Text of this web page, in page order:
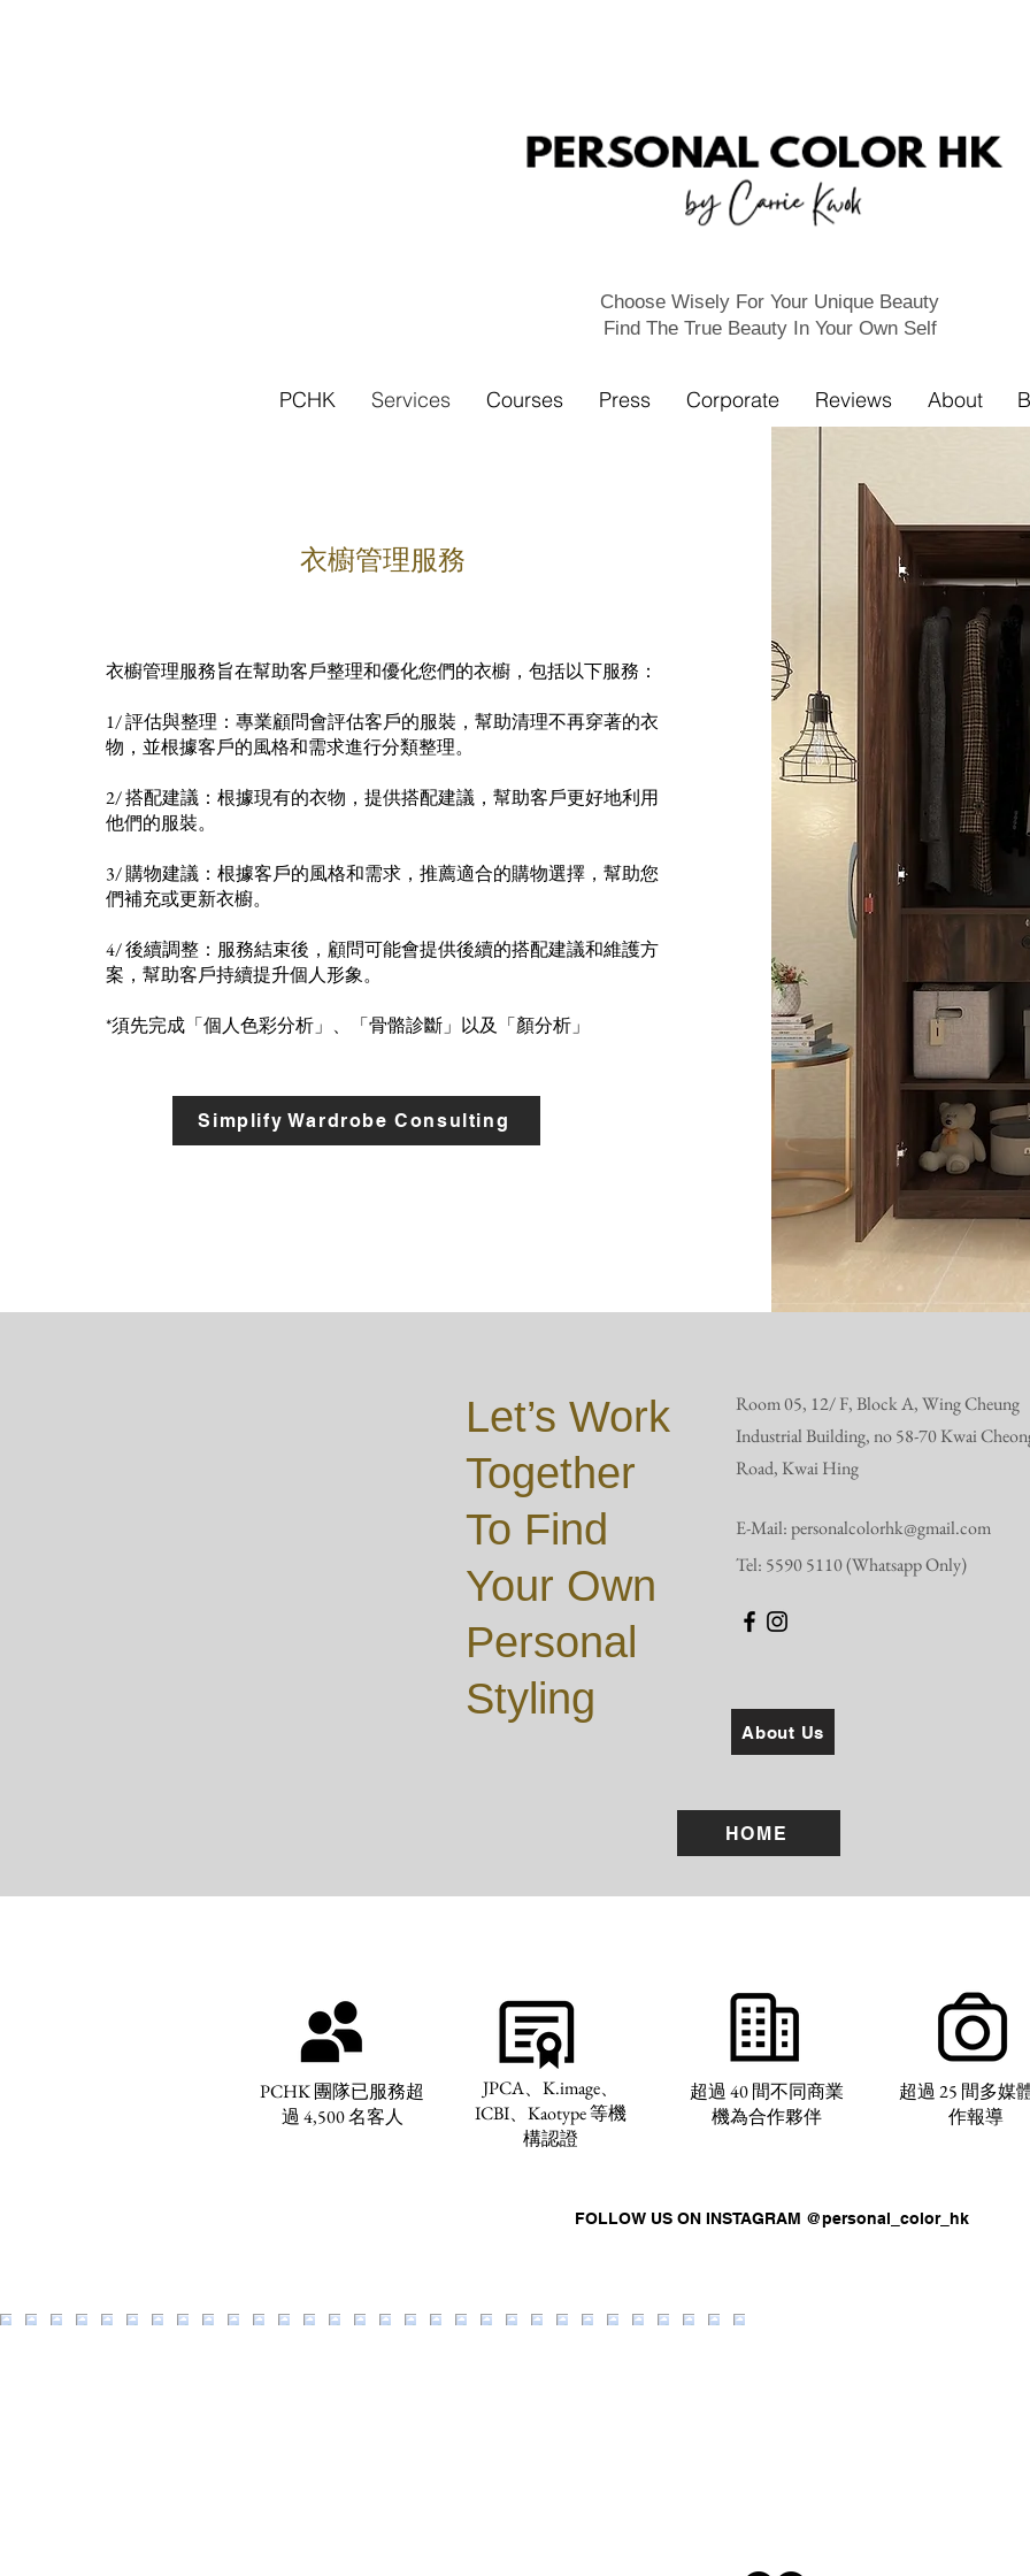
Choose Wisely For Your Unique Beauty
Find The True Beauty In Your Own Self
PCHK Services Courses Press Corporate Reviews About
衣櫥管理服務
Empower
Growth
衣櫥管理服務旨在幫助客戶整理和優化您們的衣櫥，包括以下服務：
1/ 評估與整理：專業顧問會評估客戶的服裝，幫助清理不再穿著的衣
物，並根據客戶的風格和需求進行分類整理。
2/ 搭配建議：根據現有的衣物，提供搭配建議，幫助客戶更好地利用
他們的服裝。
3/ 購物建議：根據客戶的風格和需求，推薦適合的購物選擇，幫助您
們補充或更新衣櫥。
4/ 後續調整：服務結束後，顧問可能會提供後續的搭配建議和維護方
案，幫助客戶持續提升個人形象。
*須先完成「個人色彩分析」、「骨骼診斷」以及「顏分析」
Simplify Wardrobe Consulting
Let’s Work
Together
To Find
Your Own
Personal
Styling
Room 05, 12/ F, Block A, Wing Cheung
Industrial Building, no 58-70 Kwai
Road, Kwai Hing
E-Mail: personalcolorhk@gmail.com
Tel: 5590 5110 (Whatsapp Only)
About Us
HOME
PCHK 團隊已服務超
過 4,500 名客人
JPCA、K.image、
ICBI、Kaotype 等機
構認證
超過 40 間不同商業
機為合作夥伴
超過 25 間多媒
作報導
FOLLOW US ON INSTAGRAM @personal_color_hk